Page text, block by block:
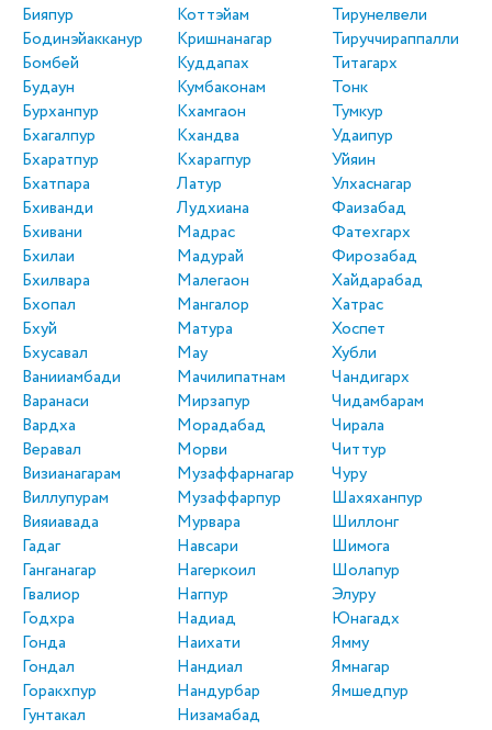
Бияпур
Бодинэйакканур
Бомбей
Будаун
Бурханпур
Бхагалпур
Бхаратпур
Бхатпара
Бхиванди
Бхивани
Бхилаи
Бхилвара
Бхопал
Бхуй
Бхусавал
Ванииамбади
Варанаси
Вардха
Веравал
Визианагарам
Виллупурам
Вияиавада
Гадаг
Ганганагар
Гвалиор
Годхра
Гонда
Гондал
Горакхпур
Гунтакал
Коттэйам
Кришнанагар
Куддапах
Кумбаконам
Кхамгаон
Кхандва
Кхарагпур
Латур
Лудхиана
Мадрас
Мадурай
Малегаон
Мангалор
Матура
Мау
Мачилипатнам
Мирзапур
Морадабад
Морви
Музаффарнагар
Музаффарпур
Мурвара
Навсари
Нагеркоил
Нагпур
Надиад
Наихати
Нандиал
Нандурбар
Низамабад
Тирунелвели
Тируччираппалли
Титагарх
Тонк
Тумкур
Удаипур
Уйяин
Улхаснагар
Фаизабад
Фатехгарх
Фирозабад
Хайдарабад
Хатрас
Хоспет
Хубли
Чандигарх
Чидамбарам
Чирала
Читтур
Чуру
Шахяханпур
Шиллонг
Шимога
Шолапур
Элуру
Юнагадх
Ямму
Ямнагар
Ямшедпур